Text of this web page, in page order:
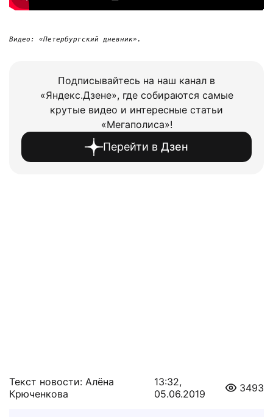
Видео: «Петербургский дневник».
Подписывайтесь на наш канал в
«Яндекс.Дзене», где собираются самые
крутые видео и интересные статьи
«Мегаполиса»!
Перейти в Дзен
Текст новости: Алёна
Крюченкова
13:32,
05.06.2019
3493